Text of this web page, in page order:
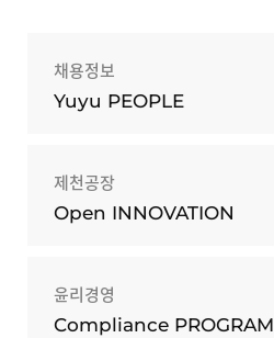
채용정보
Yuyu PEOPLE
제천공장
Open INNOVATION
윤리경영
Compliance PROGRAM